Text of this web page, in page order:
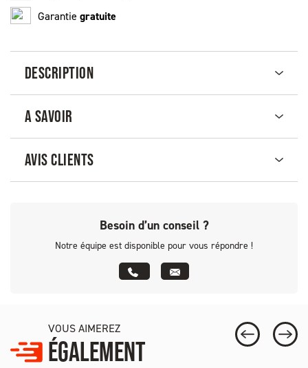
Garantie gratuite
DESCRIPTION
A SAVOIR
AVIS CLIENTS
Besoin d’un conseil ?
Notre équipe est disponible pour vous répondre !
VOUS AIMEREZ
ÉGALEMENT